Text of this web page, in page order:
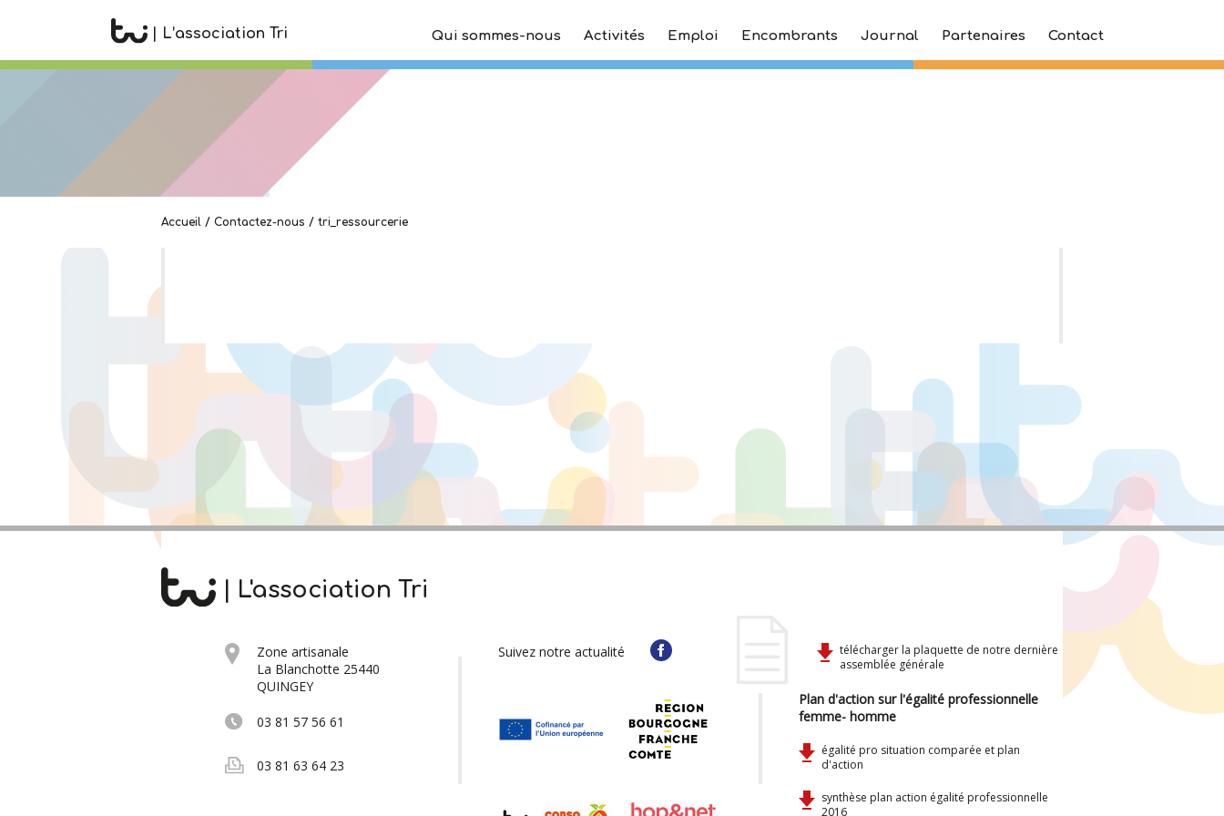
| L’association Tri Qui sommes-nous Activités Emploi Encombrants Journal Partenaires Contact
Accueil / Contactez-nous / tri_ressourcerie
| L'association Tri
Zone artisanale
La Blanchotte 25440
QUINGEY
03 81 57 56 61
03 81 63 64 23
Suivez notre actualité
télécharger la plaquette de notre dernière
assemblée générale
Plan d'action sur l'égalité professionnelle
femme- homme
égalité pro situation comparée et plan
d'action
synthèse plan action égalité professionnelle
2016